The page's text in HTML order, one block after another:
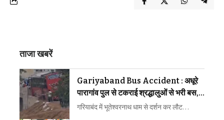
ताजा खबरें
Gariyaband Bus Accident : अधूरे
पारागांव पुल से टकराई श्रद्धालुओं से भरी बस,
बड़ा हादसा टला
गरियाबंद में भूतेश्वरनाथ धाम से दर्शन कर लौट…